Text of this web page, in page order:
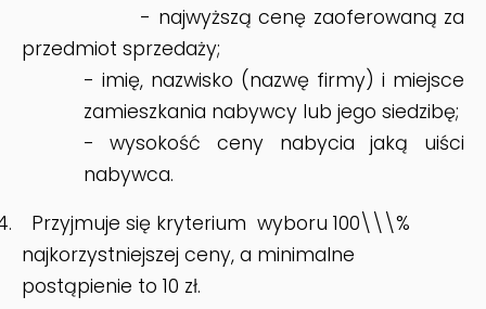
- najwyższą cenę zaoferowaną za
przedmiot sprzedaży;
- imię, nazwisko (nazwę firmy) i miejsce
zamieszkania nabywcy lub jego siedzibę;
- wysokość ceny nabycia jaką uiści
nabywca.
Przyjmuje się kryterium wyboru 100\\\%
najkorzystniejszej ceny, a minimalne
postąpienie to 10 zł.